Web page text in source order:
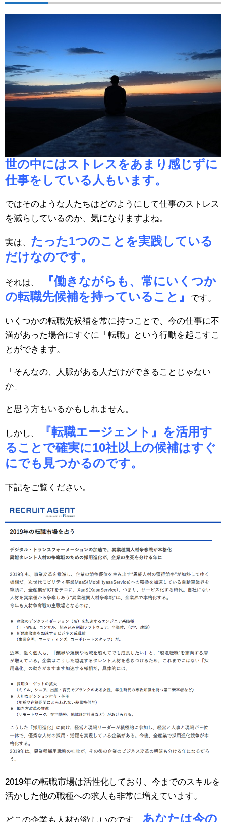
世の中にはストレスをあまり感じずに
仕事をしている人もいます。
ではそのような人たちはどのようにして仕事のストレス
を減らしているのか、気になりますよね。
実は、 たった1つのことを実践している
だけなのです。
それは、
『働きながらも、常にいくつか
の転職先候補を持っていること』
です。
いくつかの転職先候補を常に持つことで、今の仕事に不
満があった場合にすぐに「転職」という行動を起こすこ
とができます。
「そんなの、人脈がある人だけができることじゃない
か」
と思う方もいるかもしれません。
しかし、
『転職エージェント』を活用す
ることで確実に10社以上の候補はすぐ
にでも見つかるのです。
下記をご覧ください。
2019年の転職市場は活性化しており、今までのスキルを
活かした他の職種への求人も非常に増えています。
どこの企業も人材が欲しいのです。 あなたは今の